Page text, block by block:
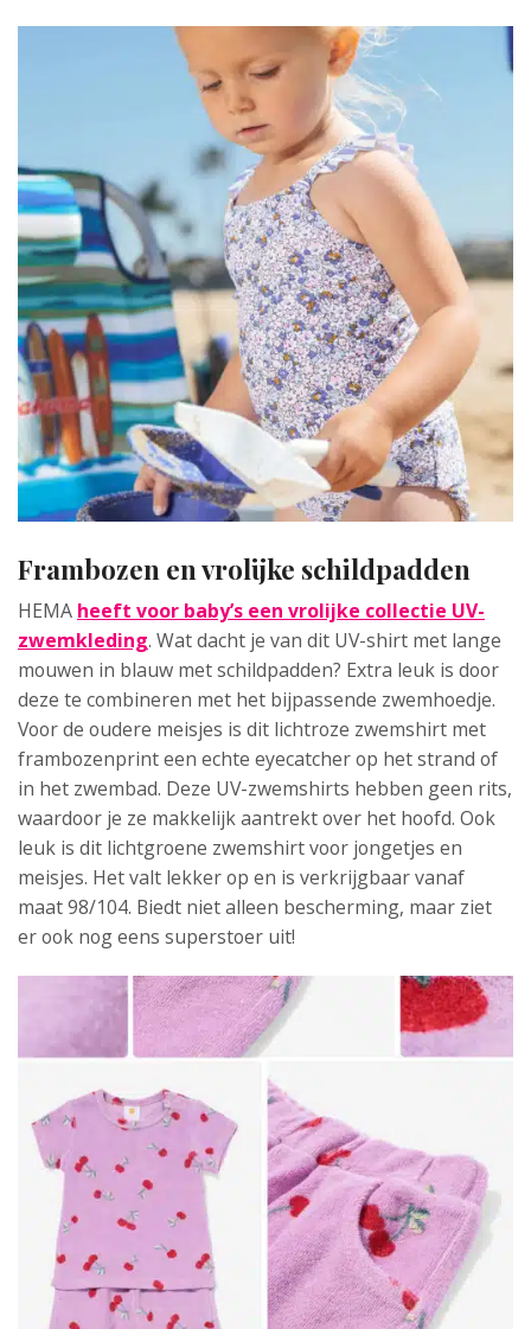
Frambozen en vrolijke schildpadden
HEMA heeft voor baby’s een vrolijke collectie UV-
zwemkleding. Wat dacht je van dit UV-shirt met lange
mouwen in blauw met schildpadden? Extra leuk is door
deze te combineren met het bijpassende zwemhoedje.
Voor de oudere meisjes is dit lichtroze zwemshirt met
frambozenprint een echte eyecatcher op het strand of
in het zwembad. Deze UV-zwemshirts hebben geen rits,
waardoor je ze makkelijk aantrekt over het hoofd. Ook
leuk is dit lichtgroene zwemshirt voor jongetjes en
meisjes. Het valt lekker op en is verkrijgbaar vanaf
maat 98/104. Biedt niet alleen bescherming, maar ziet
er ook nog eens superstoer uit!